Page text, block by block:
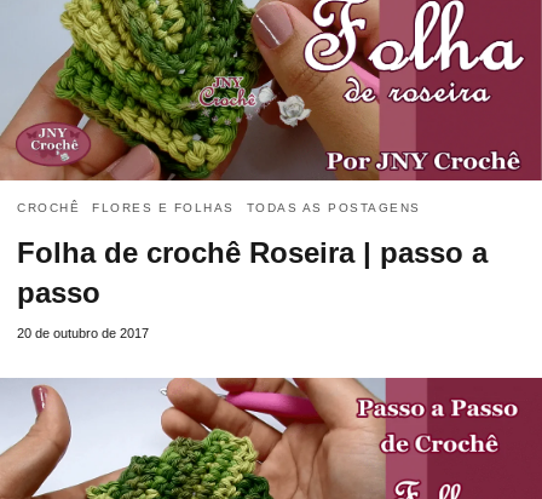
CROCHÊ FLORES E FOLHAS TODAS AS POSTAGENS
Folha de crochê Roseira | passo a
passo
20 de outubro de 2017